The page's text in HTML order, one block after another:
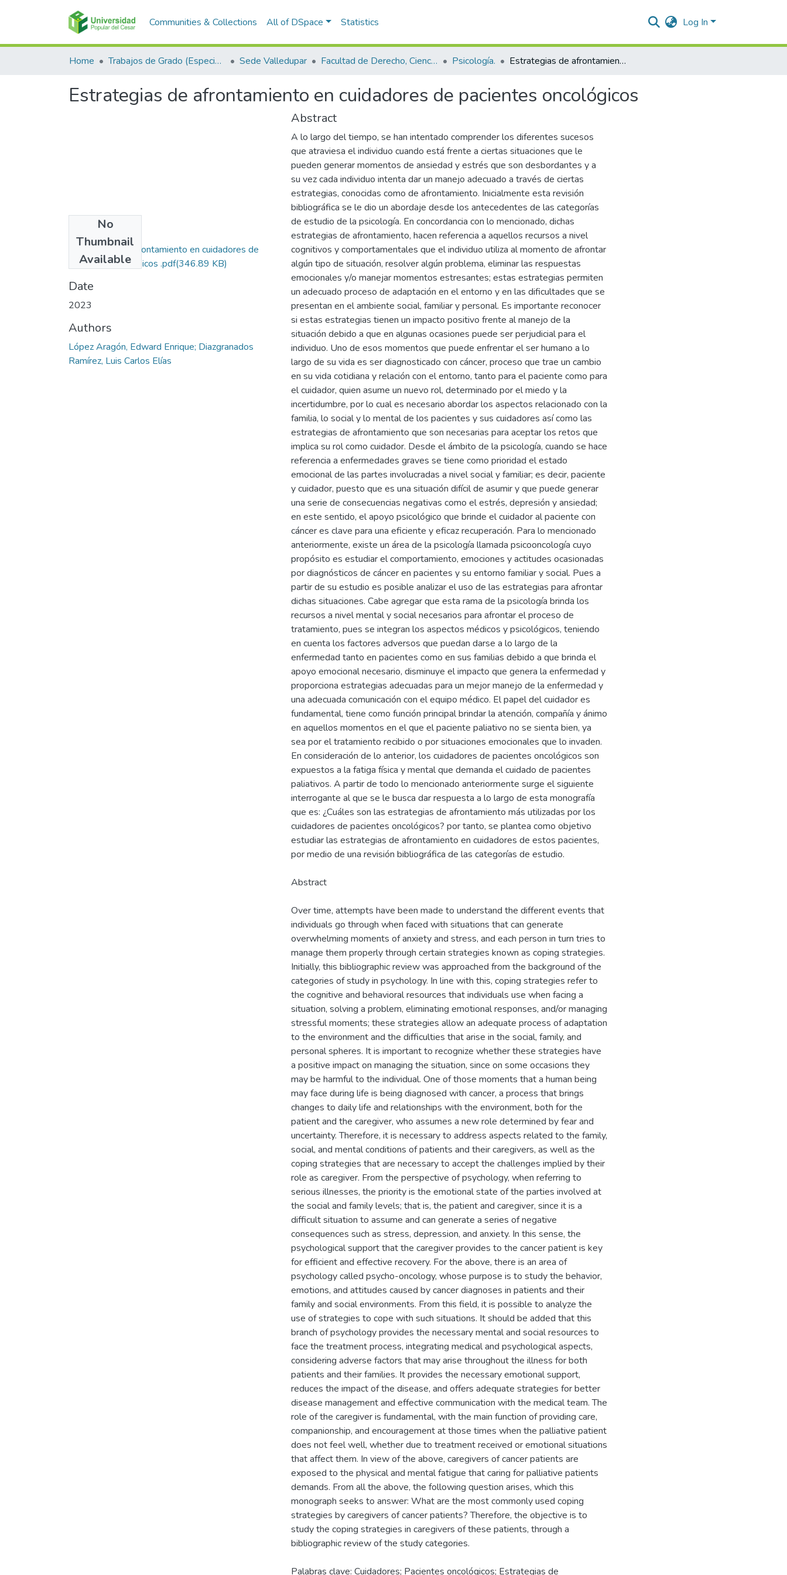
Communities & Collections All of DSpace Statistics Log In
Home Trabajos de Grado (Especializaciones y Pregrados) Sede Valledupar Facultad de Derecho, Ciencias Políticas y Sociales. Psicología. Estrategias de afrontamiento en cuidadores de pacientes oncológicos
Estrategias de afrontamiento en cuidadores de pacientes oncológicos
No
Thumbnail
Available
Estrategias de afrontamiento en cuidadores de
pacientes oncológicos .pdf(346.89 KB)
Date
2023
Authors
López Aragón, Edward Enrique; Diazgranados
Ramírez, Luis Carlos Elías
Abstract
A lo largo del tiempo, se han intentado comprender los diferentes sucesos
que atraviesa el individuo cuando está frente a ciertas situaciones que le
pueden generar momentos de ansiedad y estrés que son desbordantes y a
su vez cada individuo intenta dar un manejo adecuado a través de ciertas
estrategias, conocidas como de afrontamiento. Inicialmente esta revisión
bibliográfica se le dio un abordaje desde los antecedentes de las categorías
de estudio de la psicología. En concordancia con lo mencionado, dichas
estrategias de afrontamiento, hacen referencia a aquellos recursos a nivel
cognitivos y comportamentales que el individuo utiliza al momento de afrontar
algún tipo de situación, resolver algún problema, eliminar las respuestas
emocionales y/o manejar momentos estresantes; estas estrategias permiten
un adecuado proceso de adaptación en el entorno y en las dificultades que se
presentan en el ambiente social, familiar y personal. Es importante reconocer
si estas estrategias tienen un impacto positivo frente al manejo de la
situación debido a que en algunas ocasiones puede ser perjudicial para el
individuo. Uno de esos momentos que puede enfrentar el ser humano a lo
largo de su vida es ser diagnosticado con cáncer, proceso que trae un cambio
en su vida cotidiana y relación con el entorno, tanto para el paciente como para
el cuidador, quien asume un nuevo rol, determinado por el miedo y la
incertidumbre, por lo cual es necesario abordar los aspectos relacionado con la
familia, lo social y lo mental de los pacientes y sus cuidadores así como las
estrategias de afrontamiento que son necesarias para aceptar los retos que
implica su rol como cuidador. Desde el ámbito de la psicología, cuando se hace
referencia a enfermedades graves se tiene como prioridad el estado
emocional de las partes involucradas a nivel social y familiar; es decir, paciente
y cuidador, puesto que es una situación difícil de asumir y que puede generar
una serie de consecuencias negativas como el estrés, depresión y ansiedad;
en este sentido, el apoyo psicológico que brinde el cuidador al paciente con
cáncer es clave para una eficiente y eficaz recuperación. Para lo mencionado
anteriormente, existe un área de la psicología llamada psicooncología cuyo
propósito es estudiar el comportamiento, emociones y actitudes ocasionadas
por diagnósticos de cáncer en pacientes y su entorno familiar y social. Pues a
partir de su estudio es posible analizar el uso de las estrategias para afrontar
dichas situaciones. Cabe agregar que esta rama de la psicología brinda los
recursos a nivel mental y social necesarios para afrontar el proceso de
tratamiento, pues se integran los aspectos médicos y psicológicos, teniendo
en cuenta los factores adversos que puedan darse a lo largo de la
enfermedad tanto en pacientes como en sus familias debido a que brinda el
apoyo emocional necesario, disminuye el impacto que genera la enfermedad y
proporciona estrategias adecuadas para un mejor manejo de la enfermedad y
una adecuada comunicación con el equipo médico. El papel del cuidador es
fundamental, tiene como función principal brindar la atención, compañía y ánimo
en aquellos momentos en el que el paciente paliativo no se sienta bien, ya
sea por el tratamiento recibido o por situaciones emocionales que lo invaden.
En consideración de lo anterior, los cuidadores de pacientes oncológicos son
expuestos a la fatiga física y mental que demanda el cuidado de pacientes
paliativos. A partir de todo lo mencionado anteriormente surge el siguiente
interrogante al que se le busca dar respuesta a lo largo de esta monografía
que es: ¿Cuáles son las estrategias de afrontamiento más utilizadas por los
cuidadores de pacientes oncológicos? por tanto, se plantea como objetivo
estudiar las estrategias de afrontamiento en cuidadores de estos pacientes,
por medio de una revisión bibliográfica de las categorías de estudio.
Abstract
Over time, attempts have been made to understand the different events that
individuals go through when faced with situations that can generate
overwhelming moments of anxiety and stress, and each person in turn tries to
manage them properly through certain strategies known as coping strategies.
Initially, this bibliographic review was approached from the background of the
categories of study in psychology. In line with this, coping strategies refer to
the cognitive and behavioral resources that individuals use when facing a
situation, solving a problem, eliminating emotional responses, and/or managing
stressful moments; these strategies allow an adequate process of adaptation
to the environment and the difficulties that arise in the social, family, and
personal spheres. It is important to recognize whether these strategies have
a positive impact on managing the situation, since on some occasions they
may be harmful to the individual. One of those moments that a human being
may face during life is being diagnosed with cancer, a process that brings
changes to daily life and relationships with the environment, both for the
patient and the caregiver, who assumes a new role determined by fear and
uncertainty. Therefore, it is necessary to address aspects related to the family,
social, and mental conditions of patients and their caregivers, as well as the
coping strategies that are necessary to accept the challenges implied by their
role as caregiver. From the perspective of psychology, when referring to
serious illnesses, the priority is the emotional state of the parties involved at
the social and family levels; that is, the patient and caregiver, since it is a
difficult situation to assume and can generate a series of negative
consequences such as stress, depression, and anxiety. In this sense, the
psychological support that the caregiver provides to the cancer patient is key
for efficient and effective recovery. For the above, there is an area of
psychology called psycho-oncology, whose purpose is to study the behavior,
emotions, and attitudes caused by cancer diagnoses in patients and their
family and social environments. From this field, it is possible to analyze the
use of strategies to cope with such situations. It should be added that this
branch of psychology provides the necessary mental and social resources to
face the treatment process, integrating medical and psychological aspects,
considering adverse factors that may arise throughout the illness for both
patients and their families. It provides the necessary emotional support,
reduces the impact of the disease, and offers adequate strategies for better
disease management and effective communication with the medical team. The
role of the caregiver is fundamental, with the main function of providing care,
companionship, and encouragement at those times when the palliative patient
does not feel well, whether due to treatment received or emotional situations
that affect them. In view of the above, caregivers of cancer patients are
exposed to the physical and mental fatigue that caring for palliative patients
demands. From all the above, the following question arises, which this
monograph seeks to answer: What are the most commonly used coping
strategies by caregivers of cancer patients? Therefore, the objective is to
study the coping strategies in caregivers of these patients, through a
bibliographic review of the study categories.
Palabras clave: Cuidadores; Pacientes oncológicos; Estrategias de